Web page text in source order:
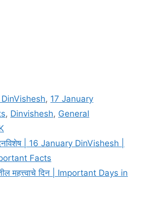
, 17 January
, Dinvishesh, General
| 16 January DinVishesh |
Facts
महत्त्वाचे दिन | Important Days in